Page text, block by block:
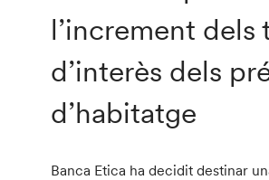
l’increment dels
d’interès dels
d’habitatge
Banca Etica ha decidit destinar